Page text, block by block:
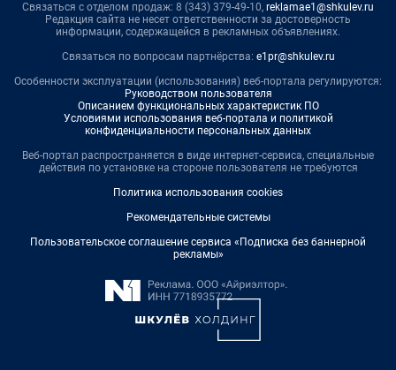
Связаться с отделом продаж: 8 (343) 379-49-10, reklamae1@shkulev.ru
Редакция сайта не несет ответственности за достоверность
информации, содержащейся в рекламных объявлениях.
Связаться по вопросам партнёрства: e1pr@shkulev.ru
Особенности эксплуатации (использования) веб-портала регулируются:
Руководством пользователя
Описанием функциональных характеристик ПО
Условиями использования веб-портала и политикой
конфиденциальности персональных данных
Веб-портал распространяется в виде интернет-сервиса, специальные
действия по установке на стороне пользователя не требуются
Политика использования cookies
Рекомендательные системы
Пользовательское соглашение сервиса «Подписка без баннерной
рекламы»